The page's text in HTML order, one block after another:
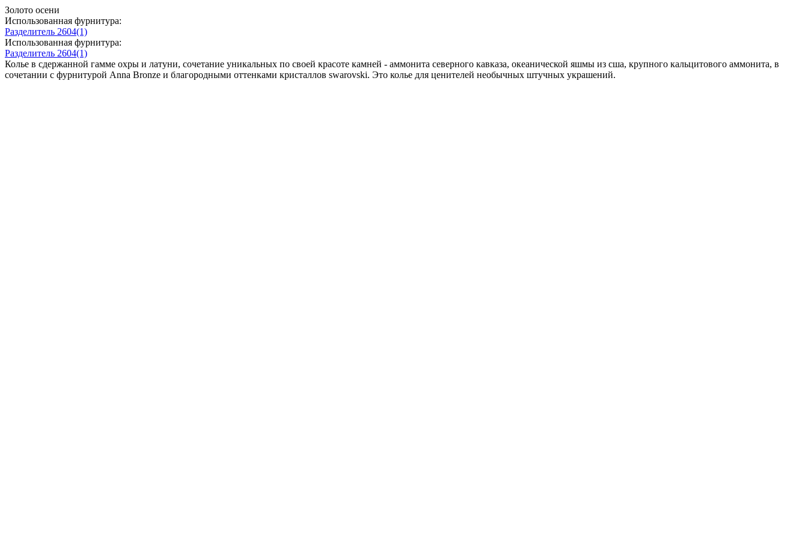
Золото осени
Использованная фурнитура:
Разделитель 2604(1)
Использованная фурнитура:
Разделитель 2604(1)
Колье в сдержанной гамме охры и латуни, сочетание уникальных по своей красоте камней - аммонита северного кавказа, океанической яшмы из сша, крупного кальцитового аммонита, в
сочетании с фурнитурой Anna Bronze и благородными оттенками кристаллов swarovski. Это колье для ценителей необычных штучных украшений.